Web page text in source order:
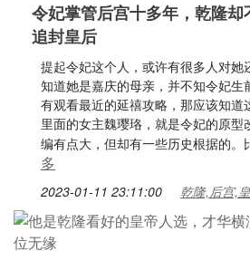
令妃掌管后宫十多年，乾隆
追封皇后
提起令妃这个人，或许有很多人对她
知道她是嘉庆的母亲，并不知令妃生
有观看最近的延禧攻略，那应该知道
里面的女主魏璎珞，就是令妃的原型
编有点大，但却有一些历史根据的。
多
2023-01-11 23:11:00 乾隆,后宫,